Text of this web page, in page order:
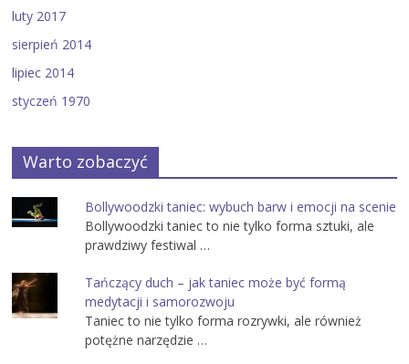
luty 2017
sierpień 2014
lipiec 2014
styczeń 1970
Warto zobaczyć
Bollywoodzki taniec: wybuch barw i emocji na scenie
Bollywoodzki taniec to nie tylko forma sztuki, ale
prawdziwy festiwal …
Tańczący duch – jak taniec może być formą
medytacji i samorozwoju
Taniec to nie tylko forma rozrywki, ale również
potężne narzędzie …